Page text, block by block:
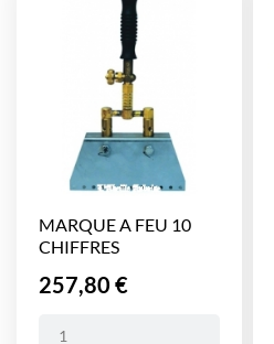
MARQUE A FEU 10
CHIFFRES
Prix
257,80 €